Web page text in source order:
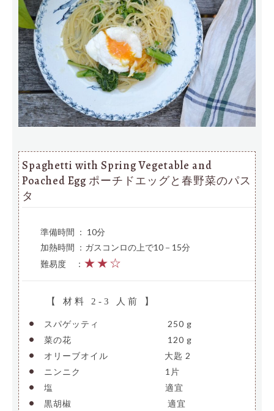
Spaghetti with Spring Vegetable and
Poached Egg ポーチドエッグと春野菜のパス
タ
準備時間 ： 10分
加熱時間 ：ガスコンロの上で10－15分
難易度
： ★★☆
【 材料 2-3 人前 】
• スパゲッティ 250 g
• 菜の花 120 g
• オリーブオイル 大匙 2
• ニンニク 1片
• 塩 適宜
• 黒胡椒 適宜